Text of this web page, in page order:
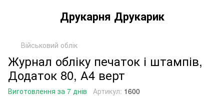
Друкарня Друкарик
Військовий облік
Журнал обліку печаток і штампів,
Додаток 80, А4 верт
Виготовлення за 7 днів Артикул: 1600